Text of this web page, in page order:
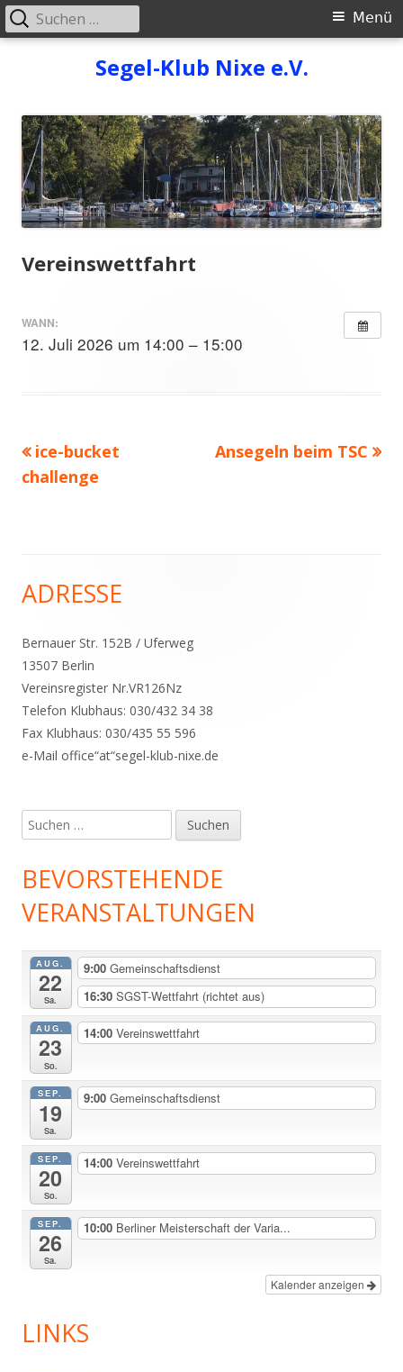
Segel-Klub Nixe e.V.
Primäres
Menü
Suchen
nach:
Vereinswettfahrt
WANN:
12. Juli 2026 um 14:00 – 15:00
Beitragsnavigation
Vorheriger
Beitrag:
ice-bucket
challenge
Nächster
Ansegeln beim TSC
Haupt-
Seitenleiste
ADRESSE
Bernauer Str. 152B / Uferweg
13507 Berlin
Vereinsregister Nr.VR126Nz
Telefon Klubhaus: 030/432 34 38
Fax Klubhaus: 030/435 55 596
e-Mail office“at“segel-klub-nixe.de
Suchen
nach:
BEVORSTEHENDE
VERANSTALTUNGEN
AUG.
22
Sa.
9:00 Gemeinschaftsdienst
16:30 SGST-Wettfahrt (richtet aus)
AUG.
23
So.
14:00 Vereinswettfahrt
SEP.
19
Sa.
9:00 Gemeinschaftsdienst
SEP.
20
So.
14:00 Vereinswettfahrt
SEP.
26
Sa.
10:00 Berliner Meisterschaft der Varia...
Kalender anzeigen
LINKS